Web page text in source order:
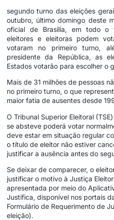
segundo turno das eleições
outubro, último domingo deste
oficial de Brasília, em todo o
eleitores e eleitoras podem
votaram no primeiro turno,
presidente da República, as
Estados votarão para escolher o
Mais de 31 milhões de pessoas
no primeiro turno, o que
maior fatia de ausentes desde
O Tribunal Superior Eleitoral
se absteve poderá votar
deve estar em situação regular
o título de eleitor não estiver
justificar a ausência antes do
Se deixar de comparecer, o
justificar o motivo à Justiça
apresentada por meio do
Justifica, disponível nos portais
Formulário de Requerimento de
eleição).